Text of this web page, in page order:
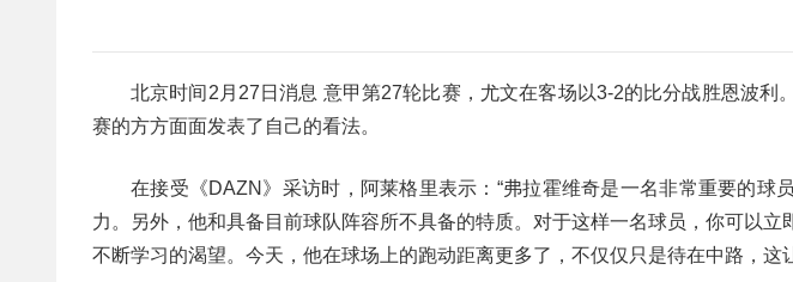
北京时间2月27日消息 意甲第27轮比赛，尤文在客场以3-2的比分战胜恩波利
赛的方方面面发表了自己的看法。
在接受《DAZN》采访时，阿莱格里表示：“弗拉霍维奇是一名非常重要的球
力。另外，他和具备目前球队阵容所不具备的特质。对于这样一名球员，你可以立
不断学习的渴望。今天，他在球场上的跑动距离更多了，不仅仅只是待在中路，这